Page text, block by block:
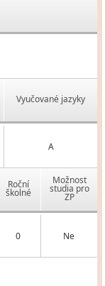
Vyučované jazyky
A
Roční
školné
Možnost
studia pro
ZP
0 Ne